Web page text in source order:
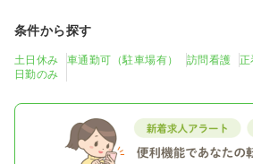
条件から探す
土日休み 車通勤可（駐車場有） 訪問看護 正
日勤のみ